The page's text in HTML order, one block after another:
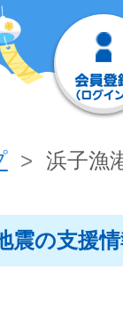
浜子漁
震の支援